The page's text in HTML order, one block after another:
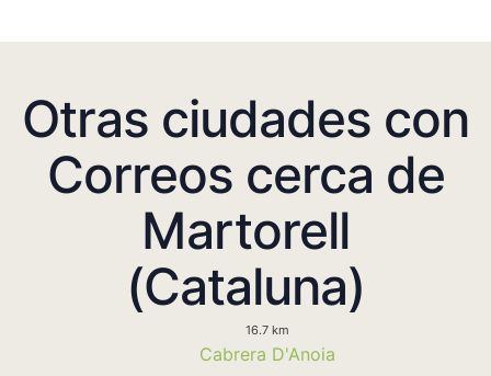
Otras ciudades con
Correos cerca de
Martorell
(Cataluna)
16.7 km
Cabrera D'Anoia